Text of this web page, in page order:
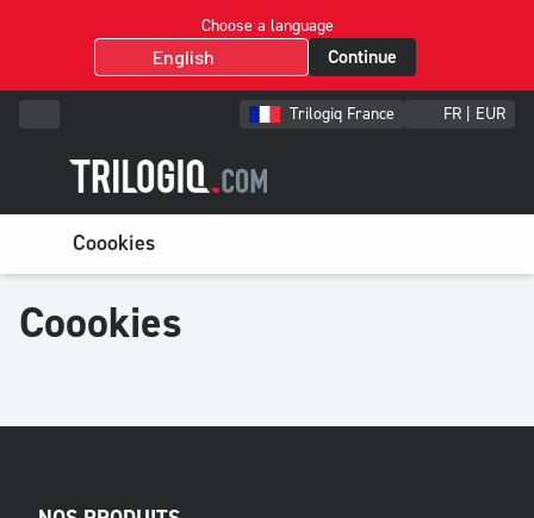
Choose a language
Continue
Trilogiq France FR | EUR
Coookies
Coookies